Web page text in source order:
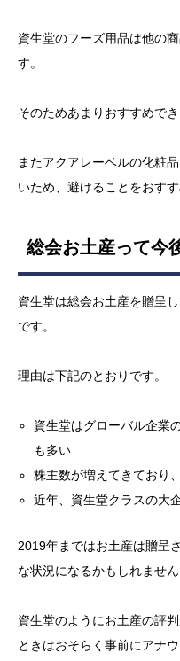
資生堂のフーズ用品は他の
す。
そのためあまりおすすめでき
またアクアレーベルの化粧
いため、避けることをおすす
総会お土産って今
資生堂は総会お土産を贈呈
です。
理由は下記のとおりです。
資生堂はグローバル企業
も多い
株主数が増えてきており
近年、資生堂クラスの大
2019年まではお土産は贈呈
な状況になるかもしれません
資生堂のようにお土産の評
ときはおそらく事前にアナ